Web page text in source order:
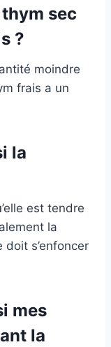
sec
?
moindre
frais a un
la
est tendre
la
s’enfoncer
mes
la